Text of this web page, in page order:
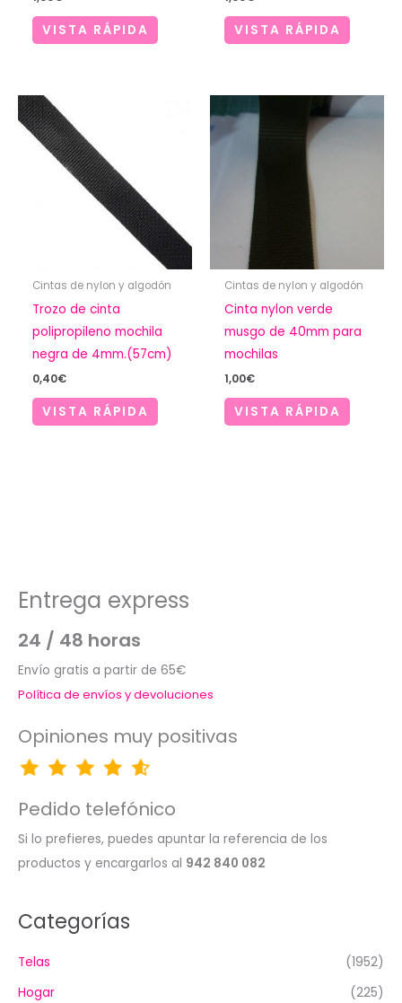
VISTA RÁPIDA VISTA RÁPIDA
Cintas de nylon y algodón
Trozo de cinta
polipropileno mochila
negra de 4mm.(57cm)
0,40€
VISTA RÁPIDA
Cintas de nylon y algodón
Cinta nylon verde
musgo de 40mm para
mochilas
1,00€
VISTA RÁPIDA
Entrega express
24 / 48 horas
Envío gratis a partir de 65€
Política de envíos y devoluciones
Opiniones muy positivas
Pedido telefónico
Si lo prefieres, puedes apuntar la referencia de los
productos y encargarlos al 942 840 082
Categorías
Telas
(1952)
Hogar
(225)